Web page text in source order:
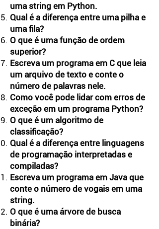
uma string em Python.
Qual é a diferença entre uma pilha e
uma fila?
O que é uma função de ordem
superior?
Escreva um programa em C que leia
um arquivo de texto e conte o
número de palavras nele.
Como você pode lidar com erros de
exceção em um programa Python?
O que é um algoritmo de
classificação?
Qual é a diferença entre linguagens
de programação interpretadas e
compiladas?
Escreva um programa em Java que
conte o número de vogais em uma
string.
O que é uma árvore de busca
binária?